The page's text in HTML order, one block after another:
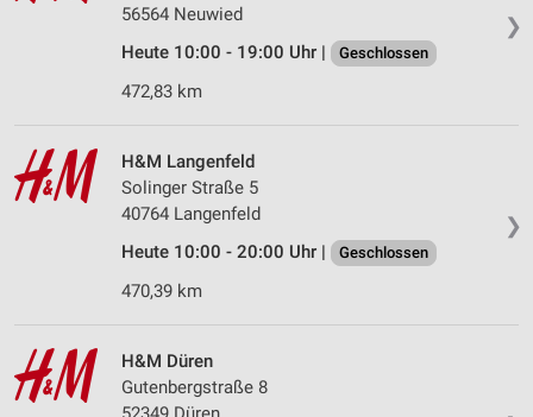
❯
56564 Neuwied
Heute 10:00 - 19:00 Uhr |
Geschlossen
472,83 km
❯
H&M Langenfeld
Solinger Straße 5
40764 Langenfeld
Heute 10:00 - 20:00 Uhr |
Geschlossen
470,39 km
H&M Düren
Gutenbergstraße 8
Verwendung genauer Standortdaten
Geräte anhand von aktiv angeforderten
Informationen identifizieren
Nicht-IAB-Verarbeitungszwecke:
Performance